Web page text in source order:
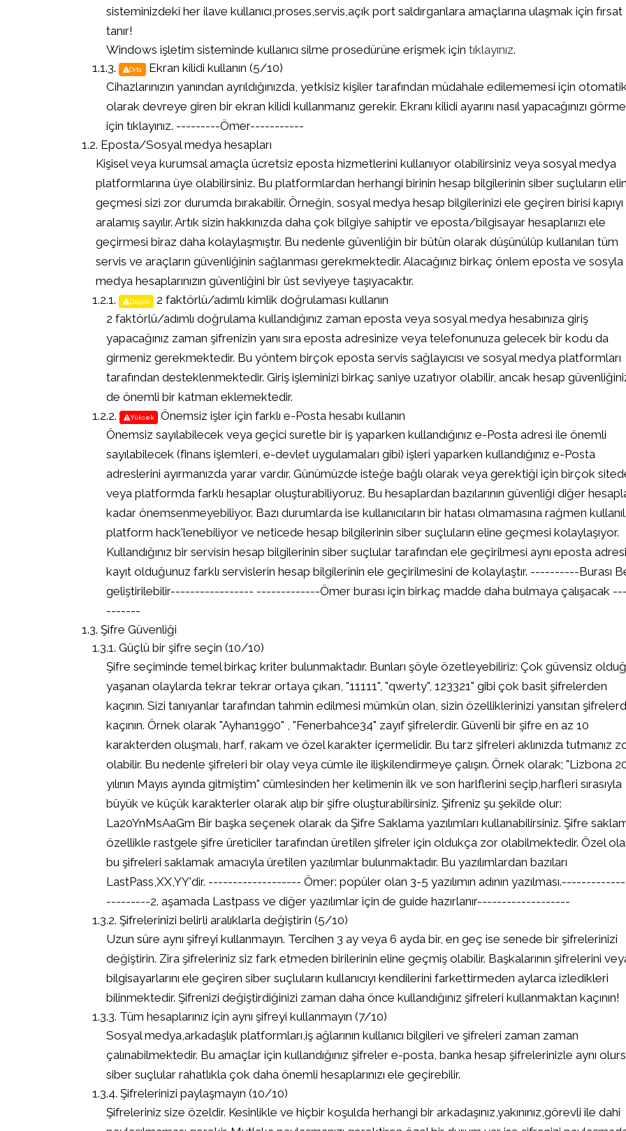
sisteminizdeki her ilave kullanıcı,proses,servis,açık port saldırganlara amaçlarına ulaşmak için fırsat
tanır!
Windows işletim sisteminde kullanıcı silme prosedürüne erişmek için tıklayınız.
Orta
Ekran kilidi kullanın (5/10)
Cihazlarınızın yanından ayrıldığınızda, yetkisiz kişiler tarafından müdahale edilememesi için
olarak devreye giren bir ekran kilidi kullanmanız gerekir. Ekranı kilidi ayarını nasıl yapacağınızı
için tıklayınız. ---------Ömer-----------
Eposta/Sosyal medya hesapları
Kişisel veya kurumsal amaçla ücretsiz eposta hizmetlerini kullanıyor olabilirsiniz veya sosyal medya
platformlarına üye olabilirsiniz. Bu platformlardan herhangi birinin hesap bilgilerinin siber suçluların
geçmesi sizi zor durumda bırakabilir. Örneğin, sosyal medya hesap bilgilerinizi ele geçiren birisi kapıyı
aralamış sayılır. Artık sizin hakkınızda daha çok bilgiye sahiptir ve eposta/bilgisayar hesaplarıızı ele
geçirmesi biraz daha kolaylaşmıştır. Bu nedenle güvenliğin bir bütün olarak düşünülüp kullanılan tüm
servis ve araçların güvenliğinin sağlanması gerekmektedir. Alacağınız birkaç önlem eposta ve sosyla
medya hesaplarınızın güvenliğini bir üst seviyeye taşıyacaktır.
Düşük
2 faktörlü/adımlı kimlik doğrulaması kullanın
2 faktörlü/adımlı doğrulama kullandığınız zaman eposta veya sosyal medya hesabınıza giriş
yapacağınız zaman şifrenizin yanı sıra eposta adresinize veya telefonunuza gelecek bir kodu da
girmeniz gerekmektedir. Bu yöntem birçok eposta servis sağlayıcısı ve sosyal medya platformları
tarafından desteklenmektedir. Giriş işleminizi birkaç saniye uzatıyor olabilir, ancak hesap
de önemli bir katman eklemektedir.
Yüksek
Önemsiz işler için farklı e-Posta hesabı kullanın
Önemsiz sayılabilecek veya geçici suretle bir iş yaparken kullandığınız e-Posta adresi ile önemli
sayılabilecek (finans işlemleri, e-devlet uygulamaları gibi) işleri yaparken kullandığınız e-Posta
adreslerini ayırmanızda yarar vardır. Günümüzde isteğe bağlı olarak veya gerektiği için birçok
veya platformda farklı hesaplar oluşturabiliyoruz. Bu hesaplardan bazılarının güvenliği diğer
kadar önemsenmeyebiliyor. Bazı durumlarda ise kullanıcıların bir hatası olmamasına rağmen
platform hack'lenebiliyor ve neticede hesap bilgilerinin siber suçluların eline geçmesi kolaylaşıyor.
Kullandığınız bir servisin hesap bilgilerinin siber suçlular tarafından ele geçirilmesi aynı eposta
kayıt olduğunuz farklı servislerin hesap bilgilerinin ele geçirilmesini de kolaylaştır. ----------Burası
geliştirilebilir----------------- -------------Ömer burası için birkaç madde daha bulmaya çalışacak
-------
Şifre Güvenliği
Güçlü bir şifre seçin (10/10)
Şifre seçiminde temel birkaç kriter bulunmaktadır. Bunları şöyle özetleyebiliriz: Çok güvensiz
yaşanan olaylarda tekrar tekrar ortaya çıkan, "11111", "qwerty", 123321" gibi çok basit şifrelerden
kaçının. Sizi tanıyanlar tarafından tahmin edilmesi mümkün olan, sizin özelliklerinizi yansıtan
kaçının. Örnek olarak "Ayhan1990" , "Fenerbahce34" zayıf şifrelerdir. Güvenli bir şifre en az 10
karakterden oluşmalı, harf, rakam ve özel karakter içermelidir. Bu tarz şifreleri aklınızda tutmanız
olabilir. Bu nedenle şifreleri bir olay veya cümle ile ilişkilendirmeye çalışın. Örnek olarak; "Lizbona
yılının Mayıs ayında gitmiştim" cümlesinden her kelimenin ilk ve son harlflerini seçip,harfleri sırasıyla
büyük ve küçük karakterler olarak alıp bir şifre oluşturabilirsiniz. Şifreniz şu şekilde olur:
La20YnMsAaGm Bir başka seçenek olarak da Şifre Saklama yazılımları kullanabilirsiniz. Şifre
özellikle rastgele şifre üreticiler tarafından üretilen şifreler için oldukça zor olabilmektedir. Özel
bu şifreleri saklamak amacıyla üretilen yazılımlar bulunmaktadır. Bu yazılımlardan bazıları
LastPass,XX,YY'dir. ------------------- Ömer: popüler olan 3-5 yazılımın adının
---------2. aşamada Lastpass ve diğer yazılımlar için de guide hazırlanır-------------------
Şifrelerinizi belirli aralıklarla değiştirin (5/10)
Uzun süre aynı şifreyi kullanmayın. Tercihen 3 ay veya 6 ayda bir, en geç ise senede bir şifrelerinizi
değiştirin. Zira şifreleriniz siz fark etmeden birilerinin eline geçmiş olabilir. Başkalarının şifrelerini
bilgisayarlarını ele geçiren siber suçluların kullanıcıyı kendilerini farkettirmeden aylarca izledikleri
bilinmektedir. Şifrenizi değiştirdiğinizi zaman daha önce kullandığınız şifreleri kullanmaktan kaçının!
Tüm hesaplarınız için aynı şifreyi kullanmayın (7/10)
Sosyal medya,arkadaşlık platformları,iş ağlarının kullanıcı bilgileri ve şifreleri zaman zaman
çalınabilmektedir. Bu amaçlar için kullandığınız şifreler e-posta, banka hesap şifrelerinizle aynı
siber suçlular rahatlıkla çok daha önemli hesaplarınızı ele geçirebilir.
Şifrelerinizi paylaşmayın (10/10)
Şifreleriniz size özeldir. Kesinlikle ve hiçbir koşulda herhangi bir arkadaşınız,yakınınız,görevli ile dahi